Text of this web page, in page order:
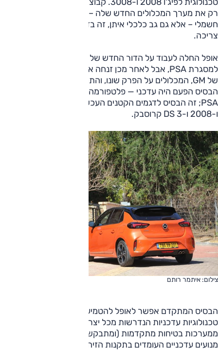
רק את מערך המכלולים החדש שלה – רצפות, מנועים, בסיס
חשמלי – אלא גם גב כלכלי איתן, זה בדיוק מה שאופל הייתה
צריכה.
אופל החלה לעבוד על הדור החדש של קורסה עוד לפני שעברה
למסגרת PSA, אבל לאחר מכן זנחה את הפלטפורמה הוותיקה
של GM, המכלולים על הפרק שונו, והתכנון החל מהתחלה.
ו-2008 ו-DS 3 קרוסבק.
צילום: איתמר רותם
הבסיס המתקדם אפשר לאופל להטמיע בדור השישי של הקורסה
טכנולוגיות עדכניות הנדרשות מכל יצרנית גדולה כיום – החל
ממערכות בטיחות מתקדמות (ומתבקשות) בעידן המודרני, דרך
מנועים עדכניים העומדים בתקנות הזיהום המחמירות של האיחוד